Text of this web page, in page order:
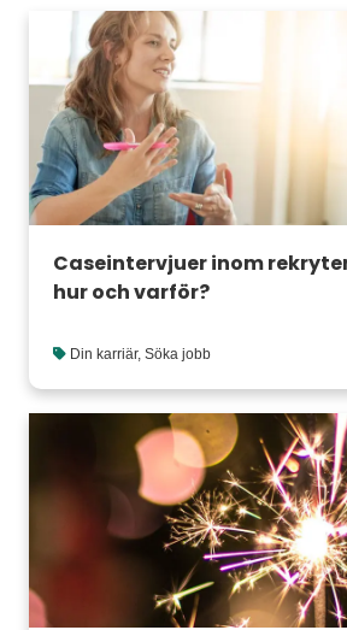
Caseintervjuer inom
hur och varför?
Din karriär, Söka jobb